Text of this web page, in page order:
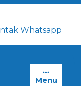
Whatsapp
Menu